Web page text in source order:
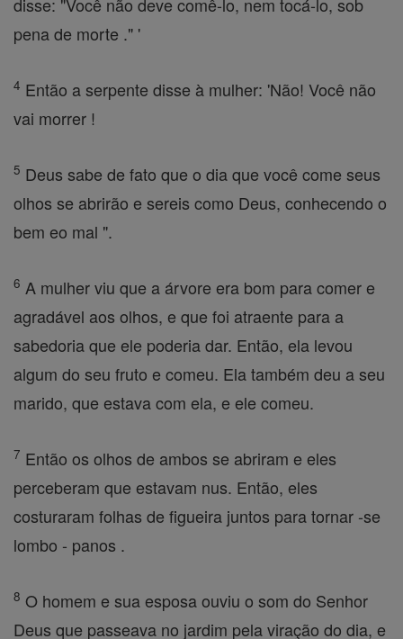
pena de morte ." '
4 Então a serpente disse à mulher: 'Não! Você não
vai morrer !
5 Deus sabe de fato que o dia que você come seus
olhos se abrirão e sereis como Deus, conhecendo o
bem eo mal ".
6 A mulher viu que a árvore era bom para comer e
agradável aos olhos, e que foi atraente para a
sabedoria que ele poderia dar. Então, ela levou
algum do seu fruto e comeu. Ela também deu a seu
marido, que estava com ela, e ele comeu.
7 Então os olhos de ambos se abriram e eles
perceberam que estavam nus. Então, eles
costuraram folhas de figueira juntos para tornar -se
lombo - panos .
8 O homem e sua esposa ouviu o som do Senhor
Deus que passeava no jardim pela viração do dia, e